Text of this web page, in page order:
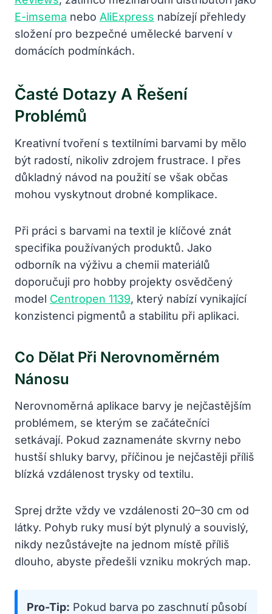
E-imsema nebo AliExpress nabízejí přehledy
složení pro bezpečné umělecké barvení v
domácích podmínkách.
Časté Dotazy A Řešení
Problémů
Kreativní tvoření s textilními barvami by mělo
být radostí, nikoliv zdrojem frustrace. I přes
důkladný návod na použití se však občas
mohou vyskytnout drobné komplikace.
Při práci s barvami na textil je klíčové znát
specifika používaných produktů. Jako
odborník na výživu a chemii materiálů
doporučuji pro hobby projekty osvědčený
model Centropen 1139, který nabízí vynikající
konzistenci pigmentů a stabilitu při aplikaci.
Co Dělat Při Nerovnoměrném
Nánosu
Nerovnoměrná aplikace barvy je nejčastějším
problémem, se kterým se začátečníci
setkávají. Pokud zaznamenáte skvrny nebo
hustší shluky barvy, příčinou je nejčastěji příliš
blízká vzdálenost trysky od textilu.
Sprej držte vždy ve vzdálenosti 20–30 cm od
látky. Pohyb ruky musí být plynulý a souvislý,
nikdy nezůstávejte na jednom místě příliš
dlouho, abyste předešli vzniku mokrých map.
Pro-Tip: Pokud barva po zaschnutí působí